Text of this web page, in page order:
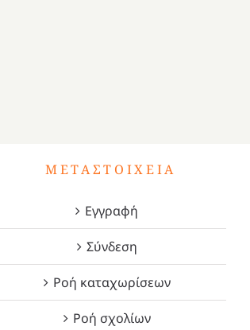
ΜΕΤΑΣΤΟΙΧΕΊΑ
Εγγραφή
Σύνδεση
Ροή καταχωρίσεων
Ροή σχολίων